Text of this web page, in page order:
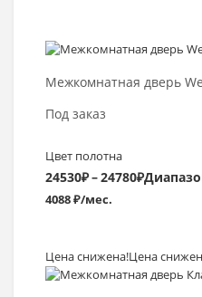
Межкомнатная дверь
Под заказ
Цвет полотна
24530₽–24780₽
4088 ₽/мес.
Цена снижена!Цена